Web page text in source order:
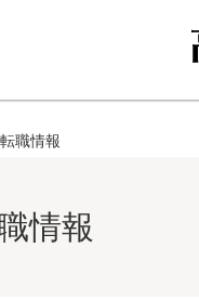
職情報
情報